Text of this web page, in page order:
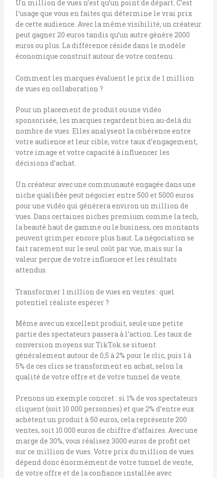
Un million de vues n’est qu’un point de départ. C’est
l’usage que vous en faites qui détermine le vrai prix
de cette audience. Avec la même visibilité, un créateur
peut gagner 20 euros tandis qu’un autre génère 2000
euros ou plus. La différence réside dans le modèle
économique construit autour de votre contenu.
Comment les marques évaluent le prix de 1 million
de vues en collaboration ?
Pour un placement de produit ou une vidéo
sponsorisée, les marques regardent bien au-delà du
nombre de vues. Elles analysent la cohérence entre
votre audience et leur cible, votre taux d’engagement,
votre image et votre capacité à influencer les
décisions d’achat.
Un créateur avec une communauté engagée dans une
niche qualifiée peut négocier entre 500 et 5000 euros
pour une vidéo qui générera environ un million de
vues. Dans certaines niches premium comme la tech,
la beauté haut de gamme ou le business, ces montants
peuvent grimper encore plus haut. La négociation se
fait rarement sur le seul coût par vue, mais sur la
valeur perçue de votre influence et les résultats
attendus.
Transformer 1 million de vues en ventes : quel
potentiel réaliste espérer ?
Même avec un excellent produit, seule une petite
partie des spectateurs passera à l’action. Les taux de
conversion moyens sur TikTok se situent
généralement autour de 0,5 à 2% pour le clic, puis 1 à
5% de ces clics se transforment en achat, selon la
qualité de votre offre et de votre tunnel de vente.
Prenons un exemple concret : si 1% de vos spectateurs
cliquent (soit 10 000 personnes) et que 2% d’entre eux
achètent un produit à 50 euros, cela représente 200
ventes, soit 10 000 euros de chiffre d’affaires. Avec une
marge de 30%, vous réalisez 3000 euros de profit net
sur ce million de vues. Votre prix du million de vues
dépend donc énormément de votre tunnel de vente,
de votre offre et de la confiance installée avec